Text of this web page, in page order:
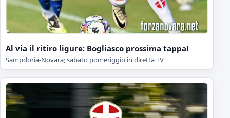
Al via il ritiro ligure: Bogliasco prossima tappa!
Sampdoria-Novara; sabato pomeriggio in diretta TV